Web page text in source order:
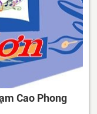
Cao Phong